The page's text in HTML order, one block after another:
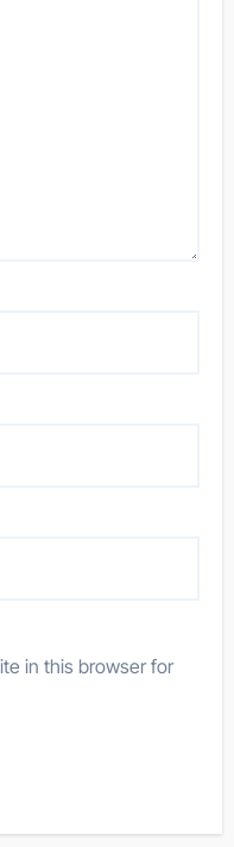
in this browser for